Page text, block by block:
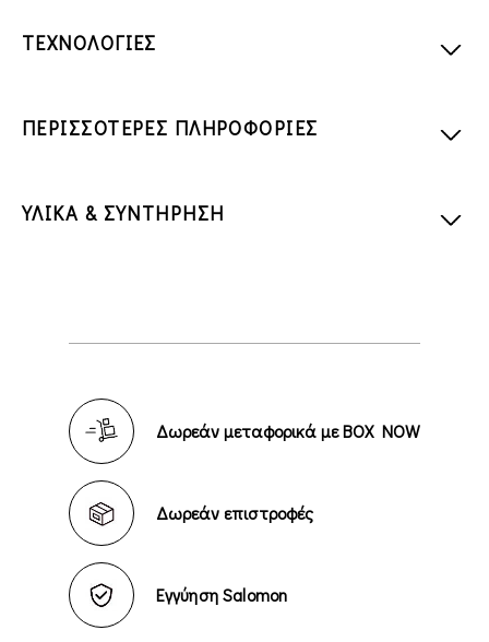
ΤΕΧΝΟΛΟΓΙΕΣ
ΠΕΡΙΣΣΟΤΕΡΕΣ ΠΛΗΡΟΦΟΡΙΕΣ
ΥΛΙΚΑ & ΣΥΝΤΗΡΗΣΗ
Δωρεάν μεταφορικά με BOX NOW
Δωρεάν επιστροφές
Εγγύηση Salomon